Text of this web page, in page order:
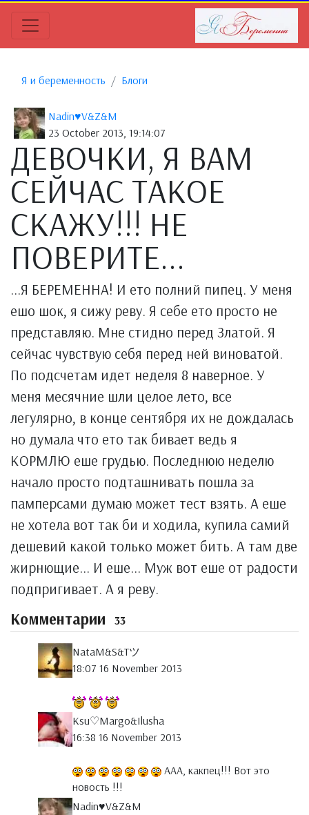
Я и беременность Блоги
Nadin♥V&Z&M
23 October 2013, 19:14:07
ДЕВОЧКИ, Я ВАМ
СЕЙЧАС ТАКОЕ
СКАЖУ!!! НЕ
ПОВЕРИТЕ...
...Я БЕРЕМЕННА! И ето полний пипец. У меня
ешо шок, я сижу реву. Я себе ето просто не
представляю. Мне стидно перед Златой. Я
сейчас чувствую себя перед ней виноватой.
По подсчетам идет неделя 8 наверное. У
меня месячние шли целое лето, все
легулярно, в конце сентября их не дождалась
но думала что ето так бивает ведь я
КОРМЛЮ еше грудью. Последнюю неделю
начало просто подташнивать пошла за
памперсами думаю может тест взять. А еше
не хотела вот так би и ходила, купила самий
дешевий какой только может бить. А там две
жирнющие... И еше... Муж вот еше от радости
подпригивает. А я реву.
Комментарии 33
NataM&S&Tツ
18:07 16 November 2013
Ksu♡Margo&Ilusha
16:38 16 November 2013
ААА, какпец!!! Вот это
новость !!!
Nadin♥V&Z&M